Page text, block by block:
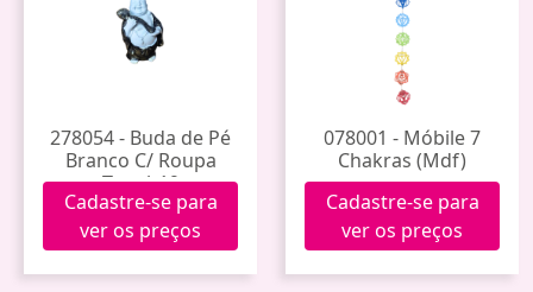
278054 - Buda de Pé
Branco C/ Roupa
Tres-b19
Cadastre-se para
ver os preços
078001 - Móbile 7
Chakras (Mdf)
Cadastre-se para
ver os preços